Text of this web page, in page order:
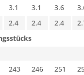
3.1 3.1 3.6
2.4 2.4 2.4
243 246 251